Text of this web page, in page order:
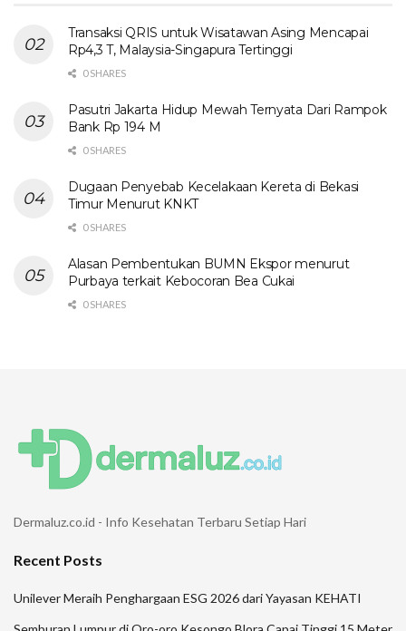
Transaksi QRIS untuk Wisatawan Asing Mencapai
Rp4,3 T, Malaysia-Singapura Tertinggi
0 SHARES
Pasutri Jakarta Hidup Mewah Ternyata Dari Rampok
Bank Rp 194 M
0 SHARES
Dugaan Penyebab Kecelakaan Kereta di Bekasi
Timur Menurut KNKT
0 SHARES
Alasan Pembentukan BUMN Ekspor menurut
Purbaya terkait Kebocoran Bea Cukai
0 SHARES
Dermaluz.co.id - Info Kesehatan Terbaru Setiap Hari
Recent Posts
Unilever Meraih Penghargaan ESG 2026 dari Yayasan KEHATI